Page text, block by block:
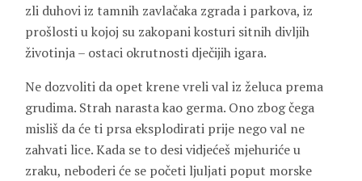
zli duhovi iz tamnih zavlačaka zgrada i parkova, iz
prošlosti u kojoj su zakopani kosturi sitnih divljih
životinja – ostaci okrutnosti dječijih igara.
Ne dozvoliti da opet krene vreli val iz želuca prema
grudima. Strah narasta kao germa. Ono zbog čega
misliš da će ti prsa eksplodirati prije nego val ne
zahvati lice. Kada se to desi vidjećeš mjehuriće u
zraku, neboderi će se početi ljuljati poput morske